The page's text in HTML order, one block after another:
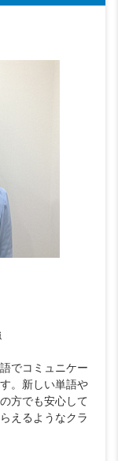
でコミュニケー
。新しい単語や
方でも安心して
えるようなクラ